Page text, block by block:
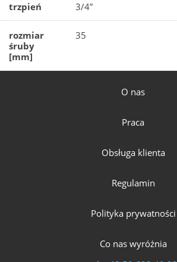
trzpień 3/4″
rozmiar
śruby
[mm]
35
O nas
Praca
Obsługa klienta
Regulamin
Polityka prywatności
Co nas wyróżnia